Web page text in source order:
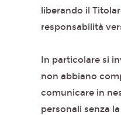
liberando il
responsabilità
In particolare si
non abbiano
comunicare in
personali senza